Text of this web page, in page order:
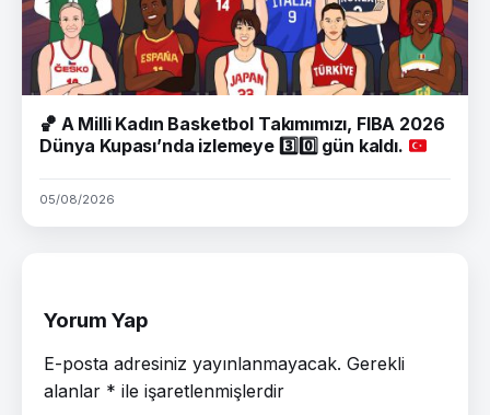
🏀 A Milli Kadın Basketbol Takımımızı, FIBA 2026
Dünya Kupası’nda izlemeye 3️⃣0️⃣gün kaldı.
05/08/2026
Yorum Yap
E-posta adresiniz yayınlanmayacak. Gerekli
alanlar * ile işaretlenmişlerdir